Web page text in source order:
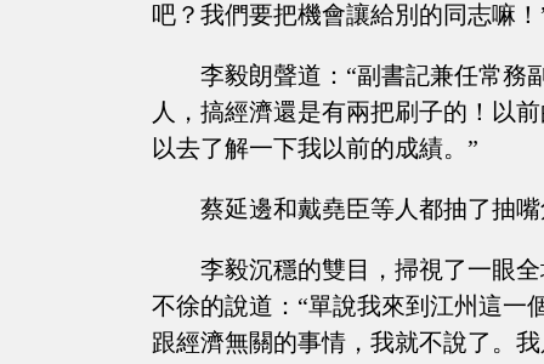
吧？我們要把機會讓給別的同志嘛
李毅朗聲道：“副書記兼任常務
人，搞經濟還是有兩把刷子的！以
以去了解一下我以前的成績。”
蔡延邊和戴堯臣等人都抽了抽
李毅沉穩的雙目，掃視了一眼
不徐的說道：“單說我來到江州這一
跟經濟無關的事情，我就不說了。